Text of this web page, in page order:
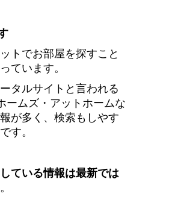
トでお部屋を探すこと
ています。
タルサイトと言われる
ームズ・アットホームな
が多く、検索もしやす
す。
ている情報は最新では
。